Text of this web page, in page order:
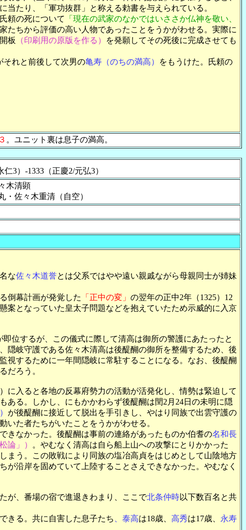
たり、「軍功抜群」と称える勅書を与えられている。
頼の死について
「現在の武家のなかではいささか仏神を敬い、
たちから評価の高い人物であったことをうかがわせる。実際に
板 （印刷用の原版を作る）
を発願してその死後に完成させても
それと前後して次男の亀寿（のちの満高）
をもうけた。氏頼の
。ユニット裏は息子の満高。
仁3）-1333（正慶2/元弘3）
木清顕
佐々木重清（自空）
な佐々木道誉とは父系ではやや遠い親戚ながら母親同士が姉妹
倒幕計画が発覚した 「正中の変」 の翌年の正中2年（1325）12
案となっていた皇太子問題などを抱えていたため示威的に入京
即位するが、この儀式に際して清高は御所の警護にあたったと
隠岐守護である佐々木清高は後醍醐の御所を整備するため、後
視するために一年間隠岐に常駐することになる。なお、後醍醐
だろう。
に入ると各地の反幕府勢力の活動が活発化し、情勢は緊迫して
る。しかし、にもかかわらず後醍醐は閏2月24日の未明に隠
が後醍醐に接近して脱出を手引きし、やはり同族で出雲守護の
た者たちがいたことをうかがわせる。
きなかった。後醍醐は事前の連絡があったものか伯耆の名和長
論」）
。やむなく清高は自ら船上山への攻撃にとりかかった
まう。この敗戦により同族の塩冶高貞をはじめとして山陰地方
沿岸を固めていて上陸することさえできなかった。やむなく
が、番場の宿で進退きわまり、ここで北条仲時以下数百名と共
きる。共に自害した息子たち 、泰高は18歳、 高秀は17歳、 永寿